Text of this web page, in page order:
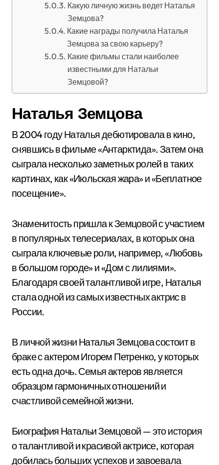
Какую личную жизнь ведет Наталья
Земцова?
Какие награды получила Наталья
Земцова за свою карьеру?
Какие фильмы стали наиболее
известными для Натальи
Земцовой?
Наталья Земцова
В 2004 году Наталья дебютировала в кино,
снявшись в фильме «Антарктида». Затем она
сыграла несколько заметных ролей в таких
картинах, как «Июльская жара» и «Беплатное
посещение».
Знаменитость пришла к Земцовой с участием
в популярных телесериалах, в которых она
сыграла ключевые роли, например, «Любовь
в большом городе» и «Дом с лилиями».
Благодаря своей талантливой игре, Наталья
стала одной из самых известных актрис в
России.
В личной жизни Наталья Земцова состоит в
браке с актером Игорем Петренко, у которых
есть одна дочь. Семья актеров является
образцом гармоничных отношений и
счастливой семейной жизни.
Биография Натальи Земцовой — это история
о талантливой и красивой актрисе, которая
добилась больших успехов и завоевала